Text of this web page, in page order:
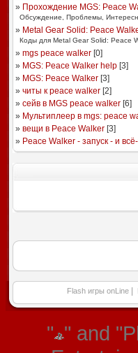
» Прохождение MGS: Peace
Обсуждение, Проблемы,
» Metal Gear Solid: Peace
Коды для Metal Gear Solid: Peace
» mgs peace walker[0]
» MGS: Peace Walker help[3]
» MGS: Peace Walker[3]
» читы к peace walker[2]
» сейв в MGS peace walker[6]
» Мультиплеер в mgs: peace
» вещи в Peace Walker[3]
» Peace Walker - запуск - и
Flash игры onLine
" " and